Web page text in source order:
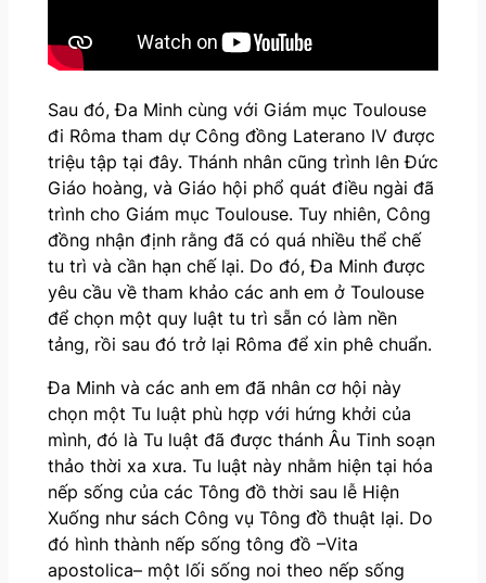
Sau đó, Đa Minh cùng với Giám mục Toulouse
đi Rôma tham dự Công đồng Laterano IV được
triệu tập tại đây. Thánh nhân cũng trình lên Đức
Giáo hoàng, và Giáo hội phổ quát điều ngài đã
trình cho Giám mục Toulouse. Tuy nhiên, Công
đồng nhận định rằng đã có quá nhiều thể chế
tu trì và cần hạn chế lại. Do đó, Đa Minh được
yêu cầu về tham khảo các anh em ở Toulouse
để chọn một quy luật tu trì sẵn có làm nền
tảng, rồi sau đó trở lại Rôma để xin phê chuẩn.
Đa Minh và các anh em đã nhân cơ hội này
chọn một Tu luật phù hợp với hứng khởi của
mình, đó là Tu luật đã được thánh Âu Tinh soạn
thảo thời xa xưa. Tu luật này nhằm hiện tại hóa
nếp sống của các Tông đồ thời sau lễ Hiện
Xuống như sách Công vụ Tông đồ thuật lại. Do
đó hình thành nếp sống tông đồ –Vita
apostolica– một lối sống noi theo nếp sống